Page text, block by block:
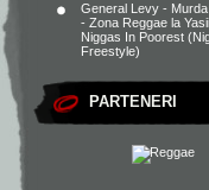
General Levy -
- Zona Reggae la
Niggas In Poorest
Freestyle)
PARTENERI